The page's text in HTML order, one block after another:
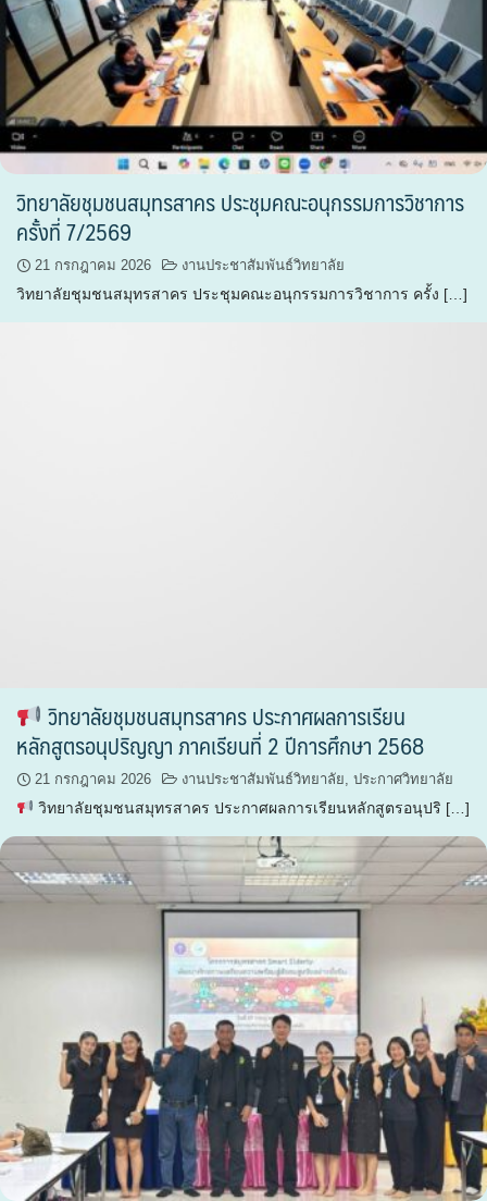
วิทยาลัยชุมชนสมุทรสาคร ประชุมคณะอนุกรรมการวิชาการ
ครั้งที่ 7/2569
21 กรกฎาคม 2026 งานประชาสัมพันธ์วิทยาลัย
วิทยาลัยชุมชนสมุทรสาคร ประชุมคณะอนุกรรมการวิชาการ ครั้ง […]
วิทยาลัยชุมชนสมุทรสาคร ประกาศผลการเรียน
หลักสูตรอนุปริญญา ภาคเรียนที่ 2 ปีการศึกษา 2568
21 กรกฎาคม 2026 งานประชาสัมพันธ์วิทยาลัย ประกาศวิทยาลัย
วิทยาลัยชุมชนสมุทรสาคร ประกาศผลการเรียนหลักสูตรอนุปริ […]